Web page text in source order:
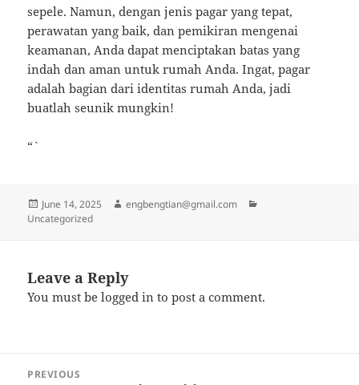
sepele. Namun, dengan jenis pagar yang tepat,
perawatan yang baik, dan pemikiran mengenai
keamanan, Anda dapat menciptakan batas yang
indah dan aman untuk rumah Anda. Ingat, pagar
adalah bagian dari identitas rumah Anda, jadi
buatlah seunik mungkin!
“`
Posted
on
June 14, 2025 Author
engbengtian@gmail.com
Uncategorized
Leave a Reply
You must belogged in to post a comment.
PREVIOUS